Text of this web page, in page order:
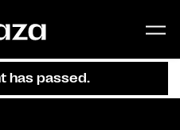
has passed.